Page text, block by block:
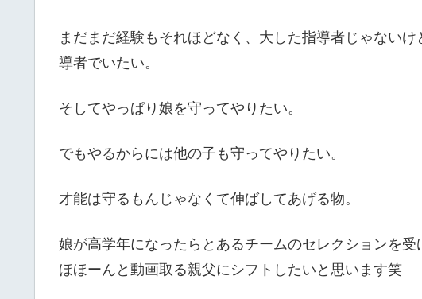
まだまだ経験もそれほどなく、大した指導者じゃない
導者でいたい。
そしてやっぱり娘を守ってやりたい。
でもやるからには他の子も守ってやりたい。
才能は守るもんじゃなくて伸ばしてあげる物。
娘が高学年になったらとあるチームのセレクションを
ほほーんと動画取る親父にシフトしたいと思います笑